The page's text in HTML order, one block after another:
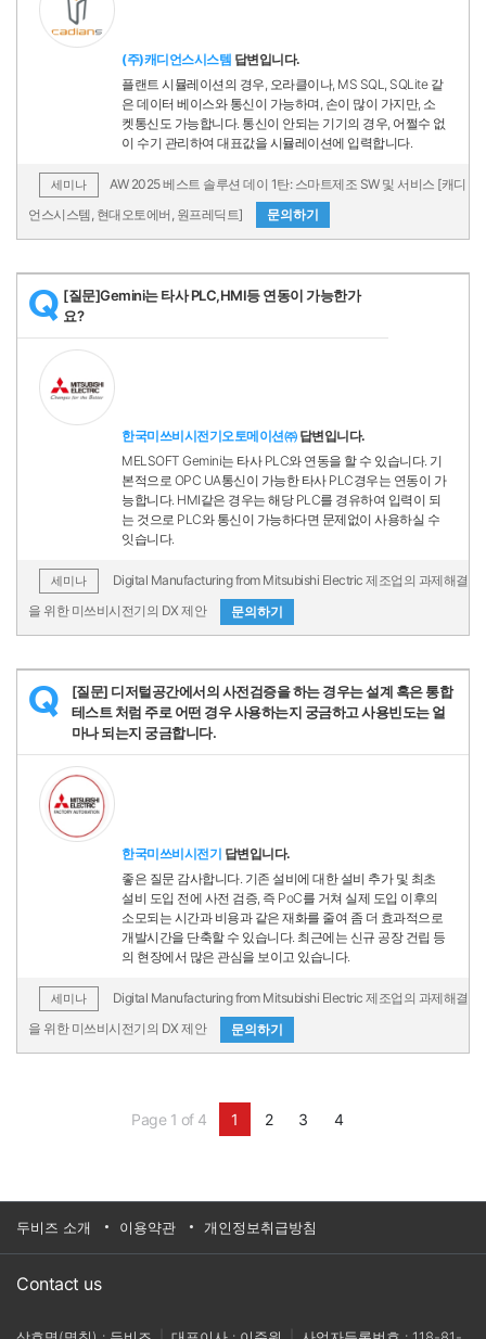
(주)캐디언스시스템 답변입니다.
플랜트 시뮬레이션의 경우, 오라클이나, MS SQL, SQLite 같
은 데이터 베이스와 통신이 가능하며, 손이 많이 가지만, 소
켓통신도 가능합니다. 통신이 안되는 기기의 경우, 어쩔수 없
이 수기 관리하여 대표값을 시뮬레이션에 입력합니다.
세미나
AW 2025 베스트 솔루션 데이 1탄: 스마트제조 SW 및 서비스 [캐디
언스시스템, 현대오토에버, 원프레딕트]
문의하기
Q [질문]Gemini는 타사 PLC,HMI등 연동이 가능한가
요?
한국미쓰비시전기오토메이션㈜답변입니다.
MELSOFT Gemini는 타사 PLC와 연동을 할 수 있습니다. 기
본적으로 OPC UA통신이 가능한 타사 PLC경우는 연동이 가
능합니다. HMI같은 경우는 해당 PLC를 경유하여 입력이 되
는 것으로 PLC와 통신이 가능하다면 문제없이 사용하실 수
잇습니다.
세미나
Digital Manufacturing from Mitsubishi Electric 제조업의 과제해결
을 위한 미쓰비시전기의 DX 제안
문의하기
Q
[질문] 디저털공간에서의 사전검증을 하는 경우는 설계 혹은 통합
테스트 처럼 주로 어떤 경우 사용하는지 궁금하고 사용빈도는 얼
마나 되는지 궁금합니다.
한국미쓰비시전기 답변입니다.
좋은 질문 감사합니다. 기존 설비에 대한 설비 추가 및 최초
설비 도입 전에 사전 검증, 즉 PoC를 거쳐 실제 도입 이후의
소모되는 시간과 비용과 같은 재화를 줄여 좀 더 효과적으로
개발시간을 단축할 수 있습니다. 최근에는 신규 공장 건립 등
의 현장에서 많은 관심을 보이고 있습니다.
세미나
Digital Manufacturing from Mitsubishi Electric 제조업의 과제해결
을 위한 미쓰비시전기의 DX 제안
문의하기
Page 1 of 4 1 2 3 4
두비즈 소개 이용약관 개인정보취급방침
Contact us